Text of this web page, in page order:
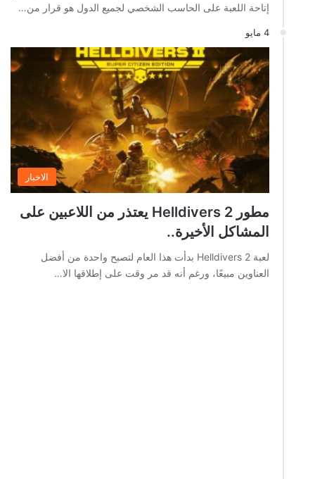
إتاحة اللعبة على الحاسب الشخصي لجميع الدول هو قرار من…
4 مايو
الاخبار
مطور Helldivers 2 يعتذر من اللاعبين على
المشاكل الأخيرة..
لعبة Helldivers 2 بدأت هذا العام لتصبح واحدة من أفضل
العناوين مبيعًا، ورغم أنه قد مر وقت على إطلاقها الا…